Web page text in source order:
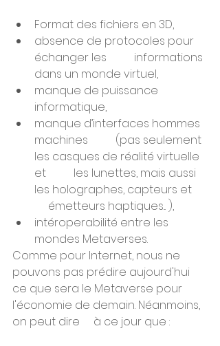
Format des fichiers en 3D,
absence de protocoles pour
échanger les          informations
dans un monde virtuel,
manque de puissance
informatique,
manque d’interfaces hommes
machines          (pas seulement
les casques de réalité virtuelle
et          les lunettes, mais aussi
les holographes, capteurs et
     émetteurs haptiques... ),
intéroperabilité entre les
mondes Metaverses.
Comme pour Internet, nous ne
pouvons pas prédire aujourd'hui
ce que sera le Metaverse pour
l'économie de demain. Néanmoins,
on peut dire     à ce jour que :